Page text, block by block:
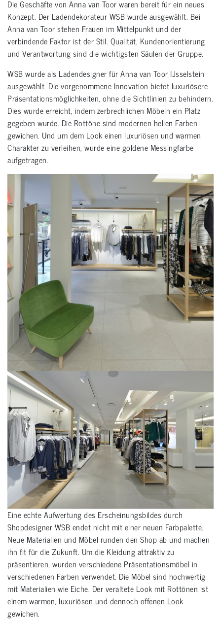
Die Geschäfte von Anna van Toor waren bereit für ein neues
Konzept. Der Ladendekorateur WSB wurde ausgewählt. Bei
Anna van Toor stehen Frauen im Mittelpunkt und der
verbindende Faktor ist der Stil. Qualität, Kundenorientierung
und Verantwortung sind die wichtigsten Säulen der Gruppe.
WSB wurde als Ladendesigner für Anna van Toor IJsselstein
ausgewählt. Die vorgenommene Innovation bietet luxuriösere
Präsentationsmöglichkeiten, ohne die Sichtlinien zu behindern.
Dies wurde erreicht, indem zerbrechlichen Möbeln ein Platz
gegeben wurde. Die Rottöne sind modernen hellen Farben
gewichen. Und um dem Look einen luxuriösen und warmen
Charakter zu verleihen, wurde eine goldene Messingfarbe
aufgetragen.
Eine echte Aufwertung des Erscheinungsbildes durch
Shopdesigner WSB endet nicht mit einer neuen Farbpalette.
Neue Materialien und Möbel runden den Shop ab und machen
ihn fit für die Zukunft. Um die Kleidung attraktiv zu
präsentieren, wurden verschiedene Präsentationsmöbel in
verschiedenen Farben verwendet. Die Möbel sind hochwertig
mit Materialien wie Eiche. Der veraltete Look mit Rottönen ist
einem warmen, luxuriösen und dennoch offenen Look
gewichen.